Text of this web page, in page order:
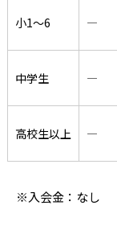
小1〜6 ―
中学生 ―
高校生以上 ―
※入会金：なし